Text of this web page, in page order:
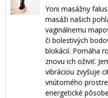
Yoni masážny
masáži našich
vaginálnemu
či bolestivých
blokácií. Pomáha
znovu ich oživiť.
vibráciou zvyšuje
vnútorného
energetické